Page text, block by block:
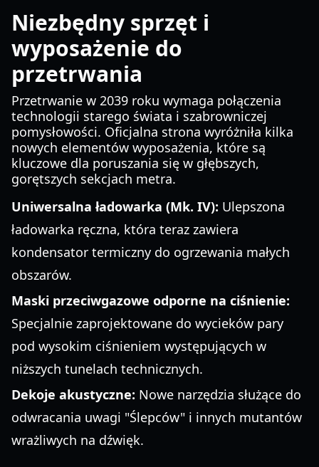
Niezbędny sprzęt i
wyposażenie do
przetrwania
Przetrwanie w 2039 roku wymaga połączenia
technologii starego świata i szabrowniczej
pomysłowości. Oficjalna strona wyróżniła kilka
nowych elementów wyposażenia, które są
kluczowe dla poruszania się w głębszych,
gorętszych sekcjach metra.
Uniwersalna ładowarka (Mk. IV): Ulepszona
ładowarka ręczna, która teraz zawiera
kondensator termiczny do ogrzewania małych
obszarów.
Maski przeciwgazowe odporne na ciśnienie:
Specjalnie zaprojektowane do wycieków pary
pod wysokim ciśnieniem występujących w
niższych tunelach technicznych.
Dekoje akustyczne: Nowe narzędzia służące do
odwracania uwagi "Ślepców" i innych mutantów
wrażliwych na dźwięk.